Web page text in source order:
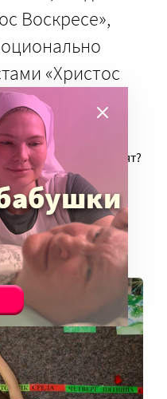
Воскресе»,
«Христос
понимают, что говорят?